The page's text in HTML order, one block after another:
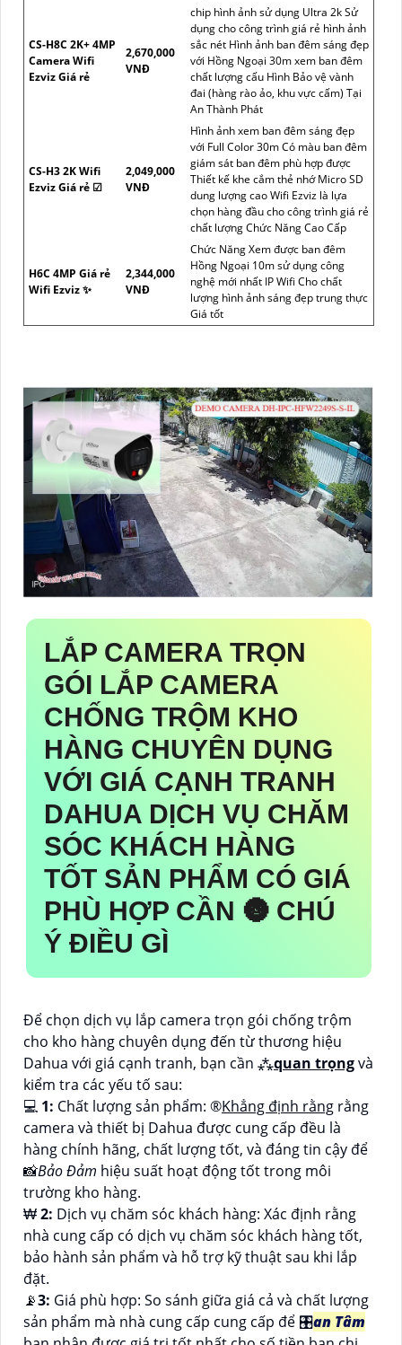
CS-H8C 2K+ 4MP
Camera Wifi
Ezviz Giá rẻ
2,670,000
VNĐ
chip hình ảnh sử dụng Ultra 2k Sử
dụng cho công trình giá rẻ hình ảnh
sắc nét Hình ảnh ban đêm sáng đẹp
với Hồng Ngoại 30m xem ban đêm
chất lượng cấu Hình Bảo vệ vành
đai (hàng rào ảo, khu vực cấm) Tại
An Thành Phát
CS-H3 2K Wifi
Ezviz Giá rẻ ☑
2,049,000
VNĐ
Hình ảnh xem ban đêm sáng đẹp
với Full Color 30m Có màu ban đêm
giám sát ban đêm phù hợp được
Thiết kế khe cắm thẻ nhớ Micro SD
dung lượng cao Wifi Ezviz là lựa
chọn hàng đầu cho công trình giá rẻ
chất lượng Chức Năng Cao Cấp
H6C 4MP Giá rẻ
Wifi Ezviz ✨
2,344,000
VNĐ
Chức Năng Xem được ban đêm
Hồng Ngoại 10m sử dụng công
nghệ mới nhất IP Wifi Cho chất
lượng hình ảnh sáng đẹp trung thực
Giá tốt
LẮP CAMERA TRỌN
GÓI LẮP CAMERA
CHỐNG TRỘM KHO
HÀNG CHUYÊN DỤNG
VỚI GIÁ CẠNH TRANH
DAHUA DỊCH VỤ CHĂM
SÓC KHÁCH HÀNG
TỐT SẢN PHẨM CÓ GIÁ
PHÙ HỢP CẦN 🌚 CHÚ
Ý ĐIỀU GÌ
Để chọn dịch vụ lắp camera trọn gói chống trộm
cho kho hàng chuyên dụng đến từ thương hiệu
Dahua với giá cạnh tranh, bạn cần ⁂quan trọngvà
kiểm tra các yếu tố sau:
💻 1: Chất lượng sản phẩm: ®️Khẳng định rằng rằng
camera và thiết bị Dahua được cung cấp đều là
hàng chính hãng, chất lượng tốt, và đáng tin cậy để
📸Bảo Đảm hiệu suất hoạt động tốt trong môi
trường kho hàng.
₩2: Dịch vụ chăm sóc khách hàng: Xác định rằng
nhà cung cấp có dịch vụ chăm sóc khách hàng tốt,
bảo hành sản phẩm và hỗ trợ kỹ thuật sau khi lắp
đặt.
📡3: Giá phù hợp: So sánh giữa giá cả và chất lượng
sản phẩm mà nhà cung cấp cung cấp để 🎛an Tâm